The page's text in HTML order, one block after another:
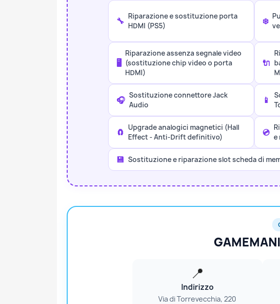
🔧 Riparazione e sostituzione porta
HDMI (PS5)
❄️
🖥️
Riparazione assenza segnale video
(sostituzione chip video o porta
HDMI)
🔌
🎧 Sostituzione connettore Jack
Audio
📱
🧲
Upgrade analogici magnetici (Hall
Effect - Anti-Drift definitivo)
💿 e
💾 Sostituzione e riparazione slot scheda di
📍
Indirizzo
Via di Torrevecchia, 220